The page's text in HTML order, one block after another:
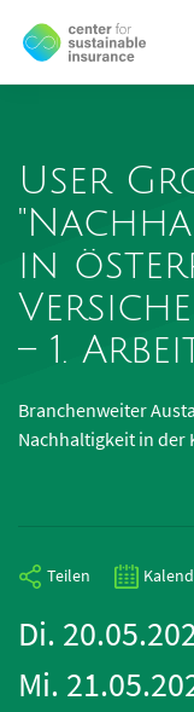
User
in
– 1.
Branchenweiter
Nachhaltigkeit in der
Teilen
Di.
Mi.